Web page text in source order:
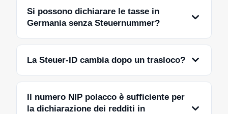
Si possono dichiarare le tasse in
Germania senza Steuernummer?
La Steuer-ID cambia dopo un trasloco?
Il numero NIP polacco è sufficiente per
la dichiarazione dei redditi in